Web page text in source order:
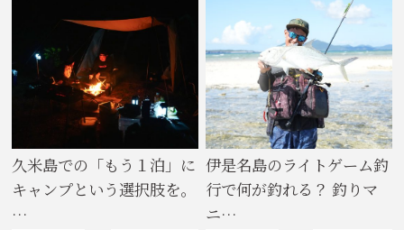
久米島での「もう１泊」に
キャンプという選択肢を。
…
伊是名島のライトゲーム釣
行で何が釣れる？ 釣りマ
ニ…